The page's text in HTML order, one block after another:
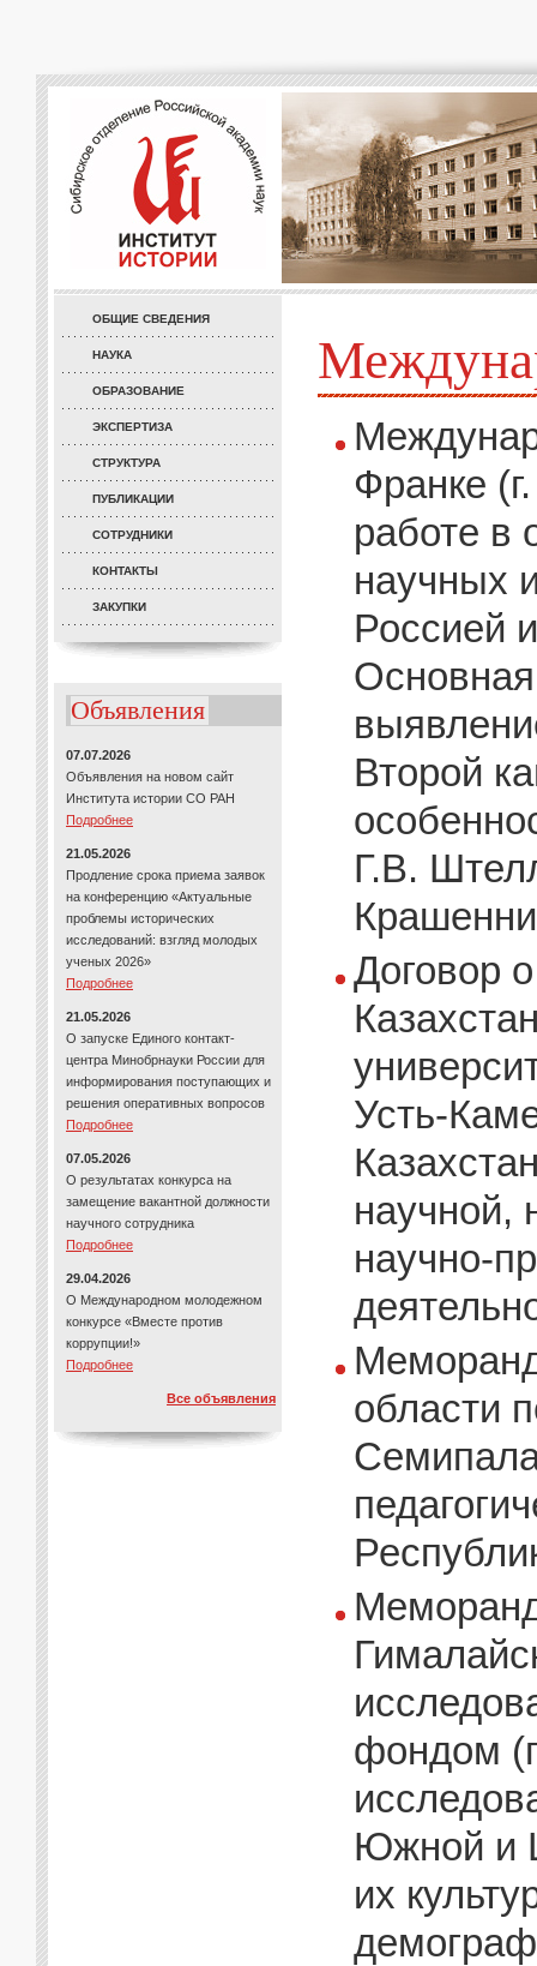
ОБЩИЕ СВЕДЕНИЯ
НАУКА
ОБРАЗОВАНИЕ
ЭКСПЕРТИЗА
СТРУКТУРА
ПУБЛИКАЦИИ
СОТРУДНИКИ
КОНТАКТЫ
ЗАКУПКИ
Объявления
07.07.2026
Объявления на новом сайт
Института истории СО РАН
Подробнее
21.05.2026
Продление срока приема заявок
на конференцию «Актуальные
проблемы исторических
исследований: взгляд молодых
ученых 2026»
Подробнее
21.05.2026
О запуске Единого контакт-
центра Минобрнауки России для
информирования поступающих и
решения оперативных вопросов
Подробнее
07.05.2026
О результатах конкурса на
замещение вакантной должности
научного сотрудника
Подробнее
29.04.2026
О Международном молодежном
конкурсе «Вместе против
коррупции!»
Подробнее
Все объявления
Франке
работе в
научных
Россией
Второй
Г.В.
Договор
Усть-
научной,
научно-
области
фондом
Южной и
их